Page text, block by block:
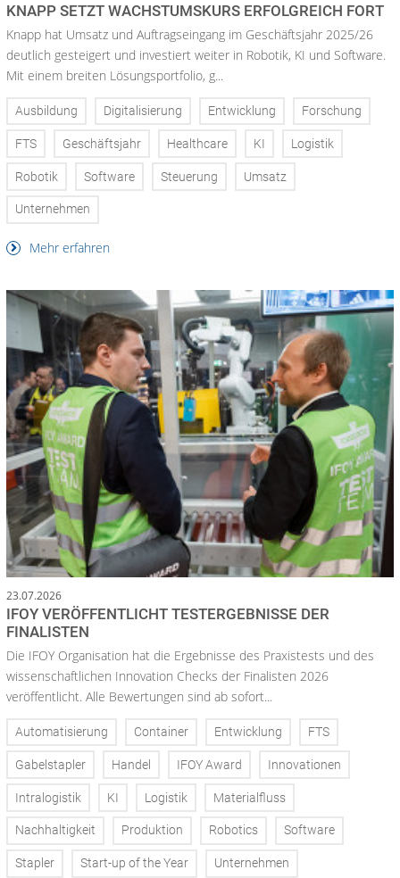
KNAPP SETZT WACHSTUMSKURS ERFOLGREICH FORT
Knapp hat Umsatz und Auftragseingang im Geschäftsjahr 2025/26
deutlich gesteigert und investiert weiter in Robotik, KI und Software.
Mit einem breiten Lösungsportfolio, g...
Ausbildung Digitalisierung Entwicklung Forschung
FTS Geschäftsjahr Healthcare KI Logistik
Robotik Software Steuerung Umsatz
Unternehmen
Mehr erfahren
23.07.2026
IFOY VERÖFFENTLICHT TESTERGEBNISSE DER
FINALISTEN
Die IFOY Organisation hat die Ergebnisse des Praxistests und des
wissenschaftlichen Innovation Checks der Finalisten 2026
veröffentlicht. Alle Bewertungen sind ab sofort...
Automatisierung Container Entwicklung FTS
Gabelstapler Handel IFOY Award Innovationen
Intralogistik KI Logistik Materialfluss
Nachhaltigkeit Produktion Robotics Software
Stapler Start-up of the Year Unternehmen